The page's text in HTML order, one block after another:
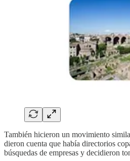
También hicieron un movimiento
dieron cuenta que había directorios
búsquedas de empresas y decidieron